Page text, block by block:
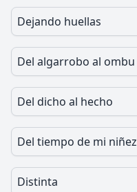
Dejando huellas
Del algarrobo al ombu
Del dicho al hecho
Del tiempo de mi niñez
Distinta